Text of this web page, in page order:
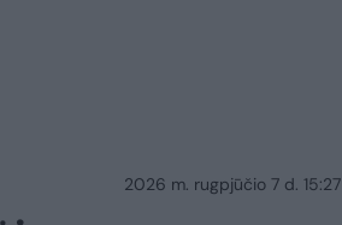
2026 m. rugpjūčio 7 d. 15:27